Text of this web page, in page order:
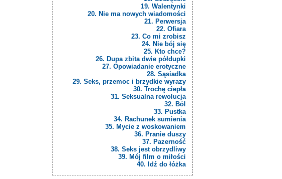
19. Walentynki
20. Nie ma nowych wiadomości
21. Perwersja
22. Ofiara
23. Co mi zrobisz
24. Nie bój się
25. Kto chce?
26. Dupa zbita dwie półdupki
27. Opowiadanie erotyczne
28. Sąsiadka
29. Seks, przemoc i brzydkie wyrazy
30. Trochę ciepła
31. Seksualna rewolucja
32. Ból
33. Pustka
34. Rachunek sumienia
35. Mycie z woskowaniem
36. Pranie duszy
37. Pazerność
38. Seks jest obrzydliwy
39. Mój film o miłości
40. Idź do łóżka